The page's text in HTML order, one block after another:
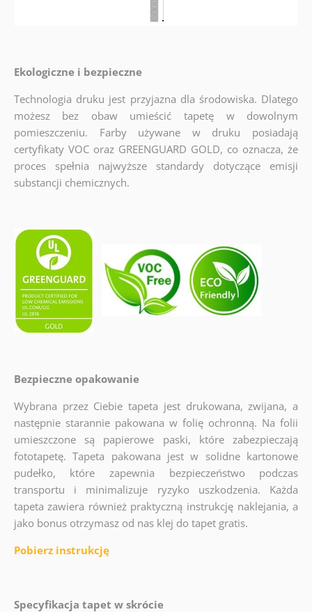
Ekologiczne i bezpieczne
Technologia druku jest przyjazna dla środowiska. Dlatego
możesz bez obaw umieścić tapetę w dowolnym
pomieszczeniu. Farby używane w druku posiadają
certyfikaty VOC oraz GREENGUARD GOLD, co oznacza, że
proces spełnia najwyższe standardy dotyczące emisji
substancji chemicznych.
Bezpieczne opakowanie
Wybrana przez Ciebie tapeta jest drukowana, zwijana, a
następnie starannie pakowana w folię ochronną. Na folii
umieszczone są papierowe paski, które zabezpieczają
fototapetę. Tapeta pakowana jest w solidne kartonowe
pudełko, które zapewnia bezpieczeństwo podczas
transportu i minimalizuje ryzyko uszkodzenia. Każda
tapeta zawiera również praktyczną instrukcję naklejania, a
jako bonus otrzymasz od nas klej do tapet gratis.
Pobierz instrukcję
Specyfikacja tapet w skrócie